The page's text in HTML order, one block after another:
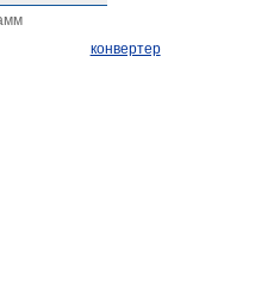
конвертер